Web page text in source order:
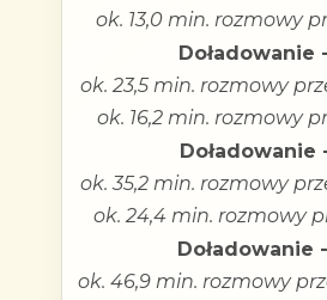
ok. 13,0 min. rozmowy
Doładowanie
ok. 23,5 min. rozmowy
ok. 16,2 min. rozmowy
Doładowanie
ok. 35,2 min. rozmowy
ok. 24,4 min. rozmowy
Doładowanie
ok. 46,9 min. rozmowy